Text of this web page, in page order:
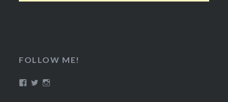
FOLLOW ME!
Facebook
Twitter